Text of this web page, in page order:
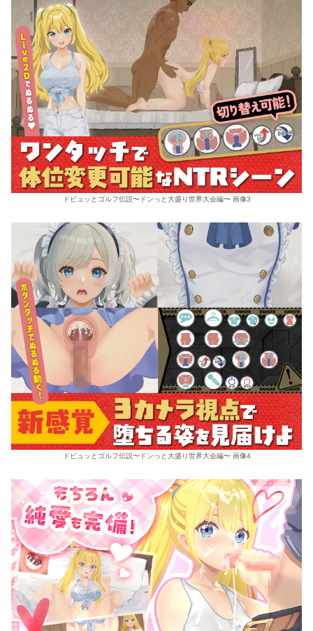
ドピュッとゴルフ伝説〜ドンっと大盛り世界大会編〜 画像3
ドピュッとゴルフ伝説〜ドンっと大盛り世界大会編〜 画像4